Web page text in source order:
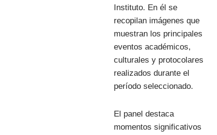
Instituto. En él se
recopilan imágenes que
muestran los principales
eventos académicos,
culturales y protocolares
realizados durante el
período seleccionado.
El panel destaca
momentos significativos